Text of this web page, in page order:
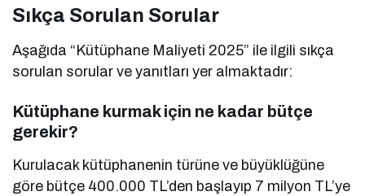
Sıkça Sorulan Sorular
Aşağıda “Kütüphane Maliyeti 2025” ile ilgili sıkça
sorulan sorular ve yanıtları yer almaktadır:
Kütüphane kurmak için ne kadar bütçe
gerekir?
Kurulacak kütüphanenin türüne ve büyüklüğüne
göre bütçe 400.000 TL’den başlayıp 7 milyon TL’ye